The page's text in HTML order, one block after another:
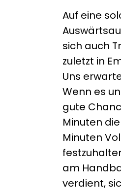
Auf eine
sich auch
zuletzt in
Uns
Wenn es
gute
Minuten
Minuten
am
verdient,